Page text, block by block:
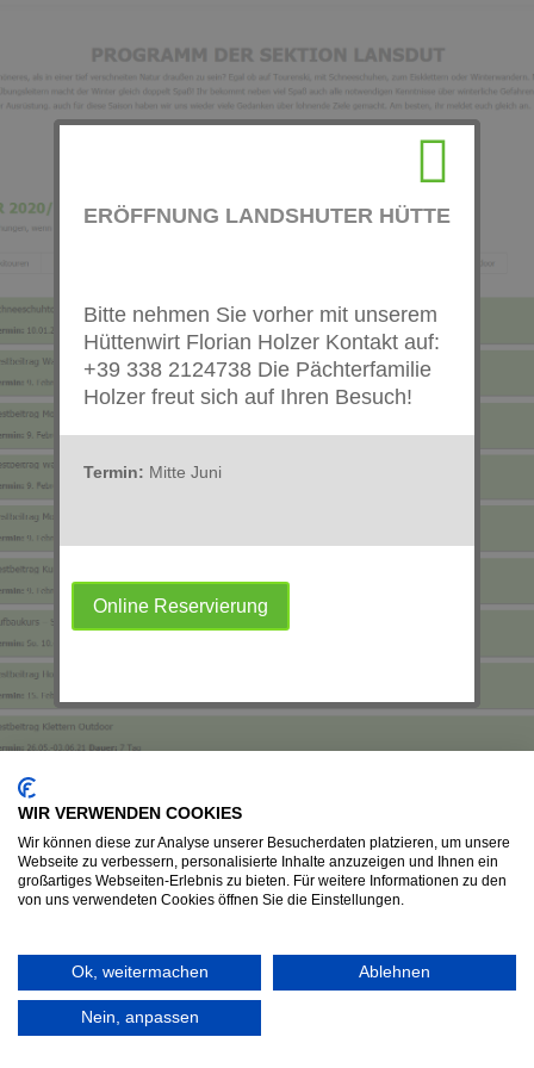
ERÖFFNUNG LANDSHUTER HÜTTE
Bitte nehmen Sie vorher mit unserem
Hüttenwirt Florian Holzer Kontakt auf:
+39 338 2124738 Die Pächterfamilie
Holzer freut sich auf Ihren Besuch!
Termin: Mitte Juni
Online Reservierung
WIR VERWENDEN COOKIES
Wir können diese zur Analyse unserer Besucherdaten platzieren, um unsere
Webseite zu verbessern, personalisierte Inhalte anzuzeigen und Ihnen ein
großartiges Webseiten-Erlebnis zu bieten. Für weitere Informationen zu den
von uns verwendeten Cookies öffnen Sie die Einstellungen.
Ok, weitermachen Ablehnen
Nein, anpassen